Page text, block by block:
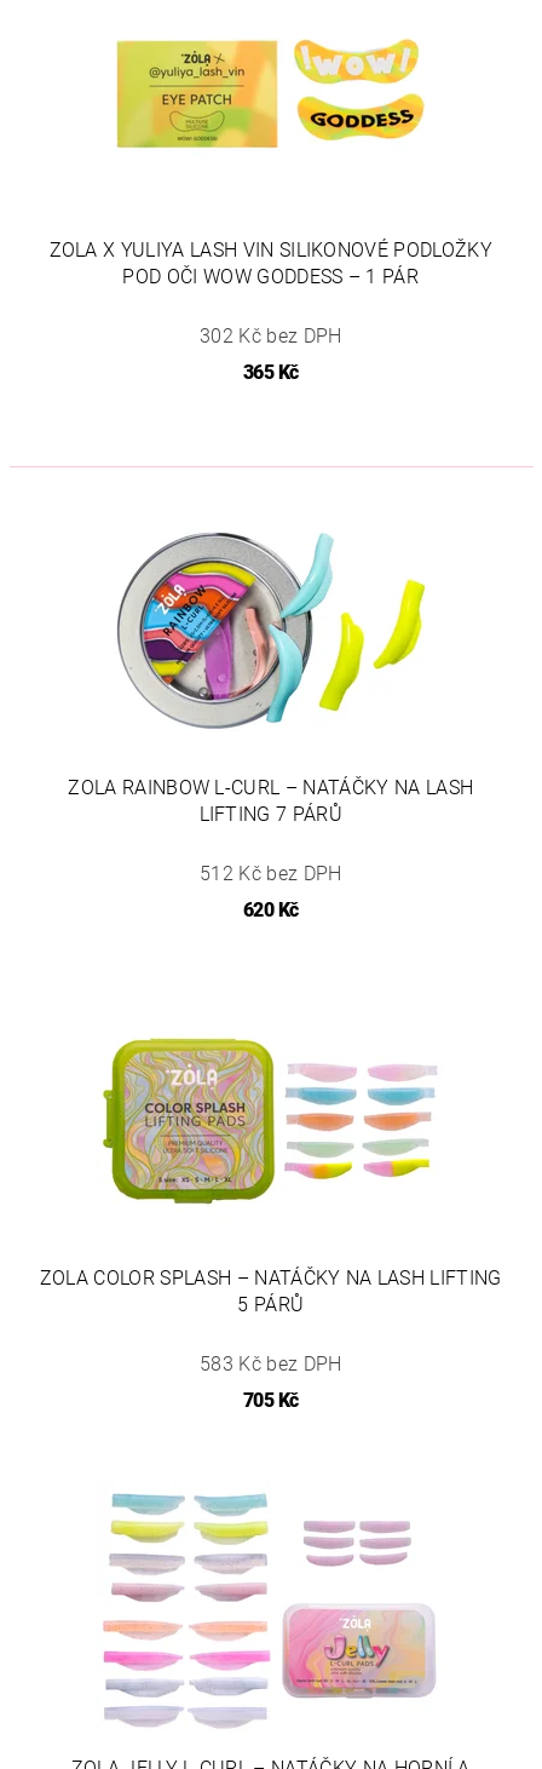
ZOLA X YULIYA LASH VIN SILIKONOVÉ PODLOŽKY
POD OČI WOW GODDESS – 1 PÁR
302 Kč bez DPH
365 Kč
ZOLA RAINBOW L-CURL – NATÁČKY NA LASH
LIFTING 7 PÁRŮ
512 Kč bez DPH
620 Kč
ZOLA COLOR SPLASH – NATÁČKY NA LASH LIFTING
5 PÁRŮ
583 Kč bez DPH
705 Kč